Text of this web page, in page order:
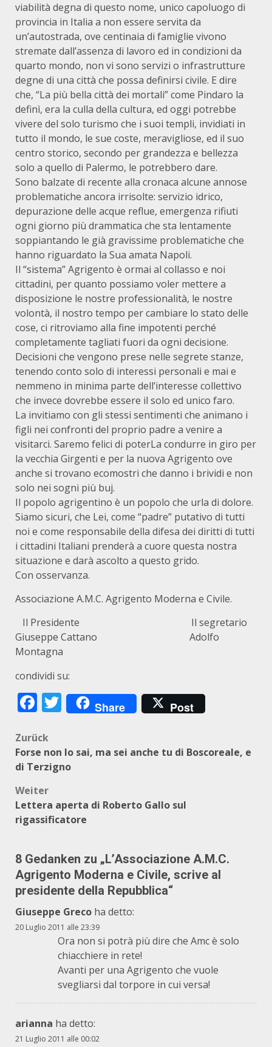
viabilità degna di questo nome, unico capoluogo di
provincia in Italia a non essere servita da
un’autostrada, ove centinaia di famiglie vivono
stremate dall’assenza di lavoro ed in condizioni da
quarto mondo, non vi sono servizi o infrastrutture
degne di una città che possa definirsi civile. E dire
che, “La più bella città dei mortali” come Pindaro la
definì, era la culla della cultura, ed oggi potrebbe
vivere del solo turismo che i suoi templi, invidiati in
tutto il mondo, le sue coste, meravigliose, ed il suo
centro storico, secondo per grandezza e bellezza
solo a quello di Palermo, le potrebbero dare.
Sono balzate di recente alla cronaca alcune annose
problematiche ancora irrisolte: servizio idrico,
depurazione delle acque reflue, emergenza rifiuti
ogni giorno più drammatica che sta lentamente
soppiantando le già gravissime problematiche che
hanno riguardato la Sua amata Napoli.
Il “sistema” Agrigento è ormai al collasso e noi
cittadini, per quanto possiamo voler mettere a
disposizione le nostre professionalità, le nostre
volontà, il nostro tempo per cambiare lo stato delle
cose, ci ritroviamo alla fine impotenti perché
completamente tagliati fuori da ogni decisione.
Decisioni che vengono prese nelle segrete stanze,
tenendo conto solo di interessi personali e mai e
nemmeno in minima parte dell’interesse collettivo
che invece dovrebbe essere il solo ed unico faro.
La invitiamo con gli stessi sentimenti che animano i
figli nei confronti del proprio padre a venire a
visitarci. Saremo felici di poterLa condurre in giro per
la vecchia Girgenti e per la nuova Agrigento ove
anche si trovano ecomostri che danno i brividi e non
solo nei sogni più buj.
Il popolo agrigentino è un popolo che urla di dolore.
Siamo sicuri, che Lei, come “padre” putativo di tutti
noi e come responsabile della difesa dei diritti di tutti
i cittadini Italiani prenderà a cuore questa nostra
situazione e darà ascolto a questo grido.
Con osservanza.
Associazione A.M.C. Agrigento Moderna e Civile.
Il Presidente Il segretario
Giuseppe Cattano Adolfo
Montagna
condividi su:
Facebook
Twitter
Share Post
Beitragsnavigation
Zurück
Forse non lo sai, ma sei anche tu di Boscoreale, e
di Terzigno
Weiter
Lettera aperta di Roberto Gallo sul
rigassificatore
8 Gedanken zu „L’Associazione A.M.C.
Agrigento Moderna e Civile, scrive al
presidente della Repubblica“
Giuseppe Greco ha detto:
20 Luglio 2011 alle 23:39
Ora non si potrà più dire che Amc è solo
chiacchiere in rete!
Avanti per una Agrigento che vuole
svegliarsi dal torpore in cui versa!
arianna ha detto:
21 Luglio 2011 alle 00:02